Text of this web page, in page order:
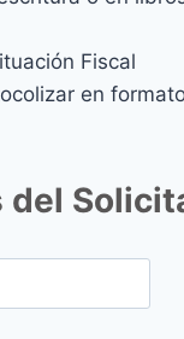
Fiscal
en
del